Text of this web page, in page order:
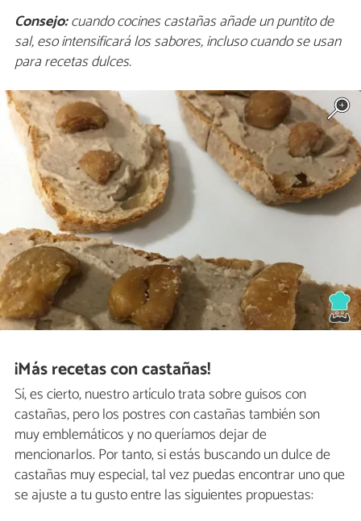
Consejo:cuando cocines castañas añade un puntito de
sal, eso intensificará los sabores, incluso cuando se usan
para recetas dulces.
¡Más recetas con castañas!
Sí, es cierto, nuestro artículo trata sobre guisos con
castañas, pero los postres con castañas también son
muy emblemáticos y no queríamos dejar de
mencionarlos. Por tanto, si estás buscando un dulce de
castañas muy especial, tal vez puedas encontrar uno que
se ajuste a tu gusto entre las siguientes propuestas: